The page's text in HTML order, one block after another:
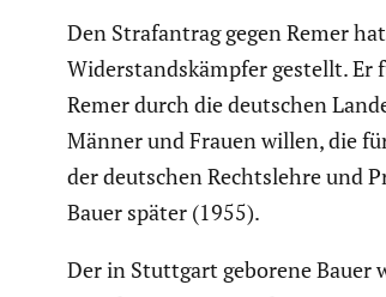
Den Straf­an­trag gegen Remer
Wider­stands­kämpfer gestellt. Er
Remer durch die deutschen
Männer und Frauen willen, die
der deutschen Rechts­lehre und
Bauer später (1955).
Der in Stuttgart geborene Bauer